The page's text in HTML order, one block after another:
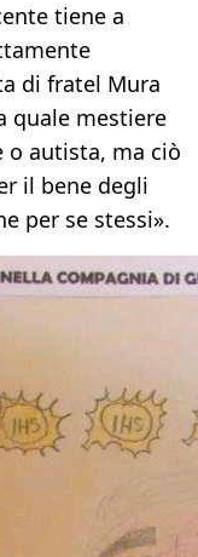
tiene a
di fratel Mura
quale mestiere
o autista, ma ciò
il bene degli
per se stessi».